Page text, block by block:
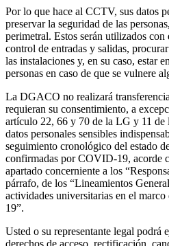
Por lo que hace al CCTV, sus datos
preservar la seguridad de las
perimetral. Estos serán utilizados
control de entradas y salidas,
las instalaciones y, en su caso, estar
personas en caso de que se vulnere
La DGACO no realizará
requieran su consentimiento, a
artículo 22, 66 y 70 de la LG y 11
datos personales sensibles
seguimiento cronológico del estado
confirmadas por COVID-19, acorde
apartado concerniente a los
párrafo, de los “Lineamientos
actividades universitarias en el
19”.
Usted o su representante legal podrá